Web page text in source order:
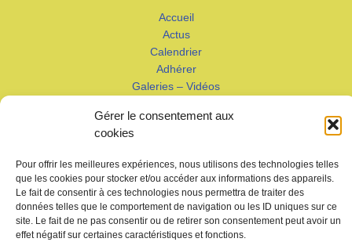
Gérer le consentement aux
cookies
Pour offrir les meilleures expériences, nous utilisons des technologies telles
que les cookies pour stocker et/ou accéder aux informations des appareils.
Le fait de consentir à ces technologies nous permettra de traiter des
données telles que le comportement de navigation ou les ID uniques sur ce
site. Le fait de ne pas consentir ou de retirer son consentement peut avoir un
effet négatif sur certaines caractéristiques et fonctions.
Accueil
Actus
Calendrier
Adhérer
Galeries – Vidéos
Copyright © 2026 MJC de Puivert